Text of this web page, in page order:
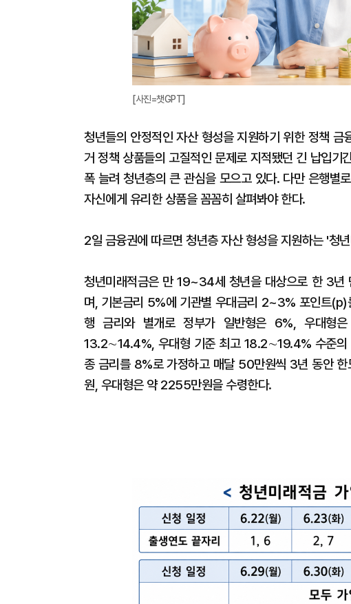
[사진=챗GPT]
청년들의 안정적인 자산 형성을 지원하기 위한 정책
거 정책 상품들의 고질적인 문제로 지적됐던 긴 납입기
폭 늘려 청년층의 큰 관심을 모으고 있다. 다만 은행별
자신에게 유리한 상품을 꼼꼼히 살펴봐야 한다.
2일 금융권에 따르면 청년층 자산 형성을 지원하는 '청
청년미래적금은 만 19~34세 청년을 대상으로 한 3년
며, 기본금리 5%에 기관별 우대금리 2~3% 포인트
행 금리와 별개로 정부가 일반형은 6%, 우대형
13.2∼14.4%, 우대형 기준 최고 18.2∼19.4% 수준의
종 금리를 8%로 가정하고 매달 50만원씩 3년 동안
원, 우대형은 약 2255만원을 수령한다.